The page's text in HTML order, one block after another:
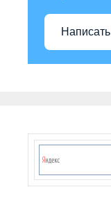
Написать